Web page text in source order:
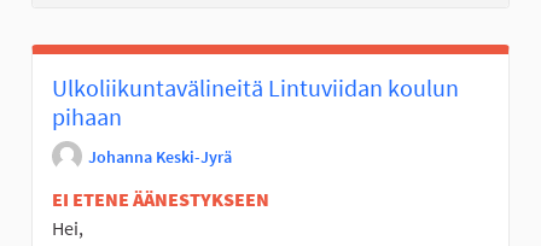
Ulkoliikuntavälineitä Lintuviidan koulun
pihaan
Johanna Keski-Jyrä
EI ETENE ÄÄNESTYKSEEN
Hei,